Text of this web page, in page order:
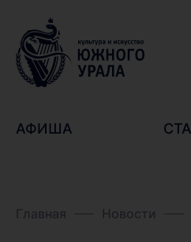
АФИША
Главная Новости